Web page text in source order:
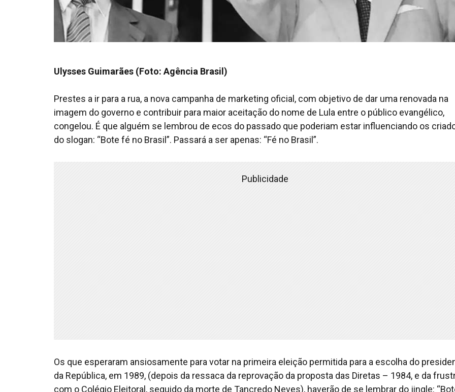
Ulysses Guimarães (Foto: Agência Brasil)
Prestes a ir para a rua, a nova campanha de marketing oficial, com objetivo de dar uma renovada na
imagem do governo e contribuir para maior aceitação do nome de Lula entre o público evangélico,
congelou. É que alguém se lembrou de ecos do passado que poderiam estar influenciando os
do slogan: “Bote fé no Brasil”. Passará a ser apenas: “Fé no Brasil”.
Publicidade
Os que esperaram ansiosamente para votar na primeira eleição permitida para a escolha do
da República, em 1989, (depois da ressaca da reprovação da proposta das Diretas – 1984, e da
com o Colégio Eleitoral, seguido da morte de Tancredo Neves), haverão de se lembrar do jingle: